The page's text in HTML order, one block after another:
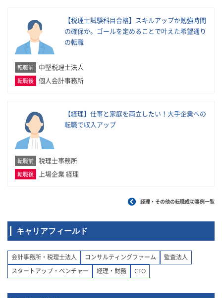
【税理士試験科目合格】スキルアップか勉強時間
の確保か。ゴールを定めることで叶えた希望通り
の転職
転職前 中堅税理士法人
転職後 個人会計事務所
【経理】仕事と家庭を両立したい！大手企業への
転職で収入アップ
転職前 税理士事務所
転職後 上場企業 経理
経理・その他の転職成功事例一覧
キャリアフィールド
会計事務所・税理士法人 コンサルティングファーム
監査法人
スタートアップ・ベンチャー
経理・財務 CFO